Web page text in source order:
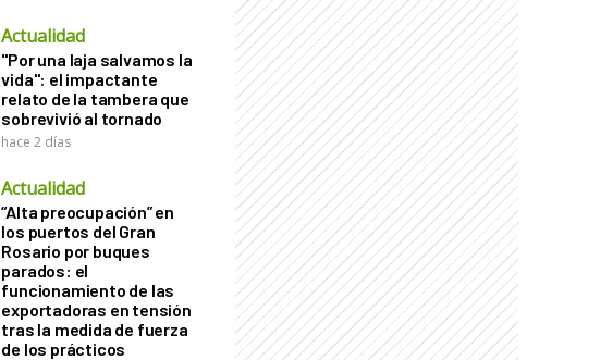
Actualidad
"Por una laja salvamos la
vida": el impactante
relato de la tambera que
sobrevivió al tornado
hace 2 días
Actualidad
“Alta preocupación” en
los puertos del Gran
Rosario por buques
parados: el
funcionamiento de las
exportadoras en tensión
tras la medida de fuerza
de los prácticos